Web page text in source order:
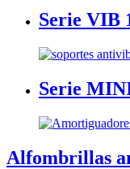
Serie VIB
Serie
Alfombrillas